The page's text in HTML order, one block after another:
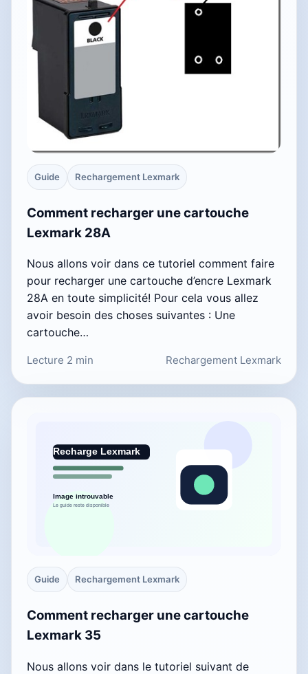
Guide Rechargement Lexmark
Comment recharger une cartouche
Lexmark 28A
Nous allons voir dans ce tutoriel comment faire
pour recharger une cartouche d’encre Lexmark
28A en toute simplicité! Pour cela vous allez
avoir besoin des choses suivantes : Une
cartouche…
Lecture 2 min Rechargement Lexmark
Guide Rechargement Lexmark
Comment recharger une cartouche
Lexmark 35
Nous allons voir dans le tutoriel suivant de